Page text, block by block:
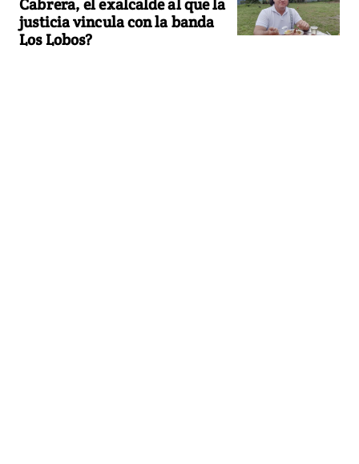
justicia vincula con la banda
Los Lobos?